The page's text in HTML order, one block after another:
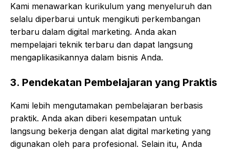
Kami menawarkan kurikulum yang menyeluruh dan
selalu diperbarui untuk mengikuti perkembangan
terbaru dalam digital marketing. Anda akan
mempelajari teknik terbaru dan dapat langsung
mengaplikasikannya dalam bisnis Anda.
3. Pendekatan Pembelajaran yang Praktis
Kami lebih mengutamakan pembelajaran berbasis
praktik. Anda akan diberi kesempatan untuk
langsung bekerja dengan alat digital marketing yang
digunakan oleh para profesional. Selain itu, Anda